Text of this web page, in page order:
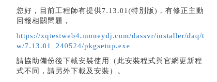
您好，目前工程師有提供7.13.01(特別版)，有修正主動
回報相關問題，
https://xqtestweb4.moneydj.com/dassvr/installer/daq/t
w/7.13.01_240524/pkgsetup.exe
請協助備份後下載安裝使用（此安裝程式與官網更新程
式不同，請另外下載及安裝）。